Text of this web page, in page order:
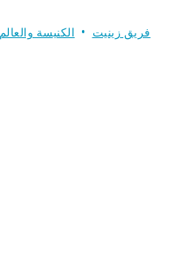
فريق زينيت الكنيسة والعالم